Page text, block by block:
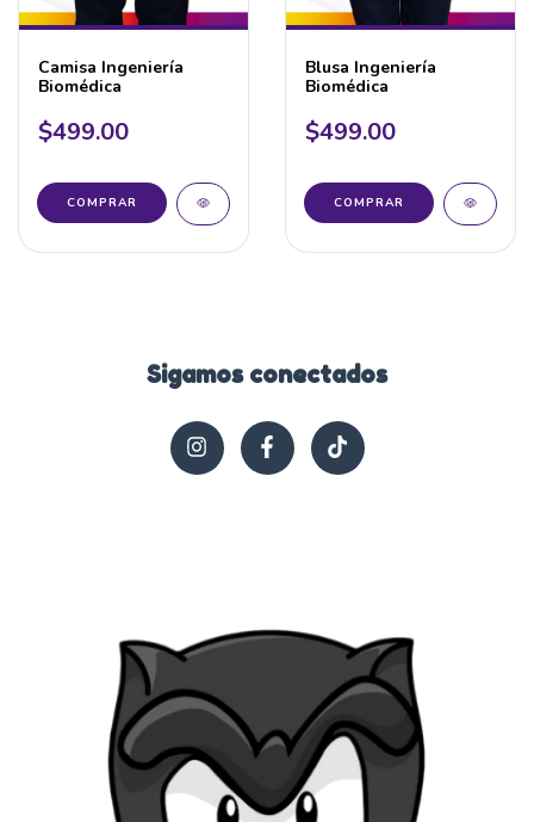
Camisa Ingeniería
Biomédica
$499.00
COMPRAR
Blusa Ingeniería
Biomédica
$499.00
COMPRAR
Sigamos conectados